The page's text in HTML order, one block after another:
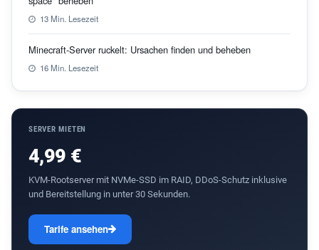
13 Min. Lesezeit
Minecraft-Server ruckelt: Ursachen finden und beheben
16 Min. Lesezeit
SERVER MIETEN
4,99 €
KVM-Rootserver mit NVMe-SSD im RAID, DDoS-Schutz inklusive
und Bereitstellung in unter 30 Sekunden.
Tarife ansehen